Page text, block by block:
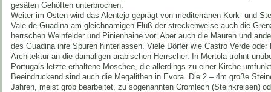
gesäten Gehöften unterbrochen.
Weiter im Osten wird das Alentejo geprägt von mediterranen Kork- und
Vale de Guadina am gleichnamigen Fluß der streckenweise auch die
herrschen Weinfelder und Pinienhaine vor. Aber auch die Mauren und
des Guadina ihre Spuren hinterlassen. Viele Dörfer wie Castro Verde oder
Architektur an die damaligen arabischen Herrscher. In Mertola trohnt
Portugals letzte erhaltene Moschee, die allerdings zu einer Kirche
Beeindruckend sind auch die Megalithen in Evora. Die 2 – 4m große
Jahren, meist grob bearbeitet, zu sogenannten Cromlech (Steinkreisen)